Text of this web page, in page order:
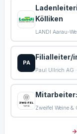
Kölliken
LANDI Aarau-
PA
Filialleiter/
Paul Ullrich AG
Zweifel Weine &